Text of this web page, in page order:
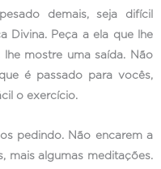
demais, seja difícil
Divina. Peça a ela que lhe
mostre uma saída. Não
é passado para vocês,
o exercício.
pedindo. Não encarem a
mais algumas meditações.